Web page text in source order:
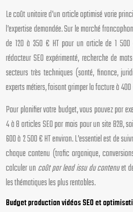
Le coût unitaire d’un article optimisé varie
l’expertise demandée. Sur le marché
de 120 à 350 € HT pour un article de 1
rédacteur SEO expérimenté, recherche de
secteurs très techniques (santé, finance,
experts métiers, faisant grimper la facture à
Pour planifier votre budget, vous pouvez par
4 à 8 articles SEO par mois pour un site B2B,
600 à 2 500 € HT environ. L’essentiel est de
chaque contenu (trafic organique,
calculer un coût par lead issu du contenuet
les thématiques les plus rentables.
Budget production vidéos SEO et